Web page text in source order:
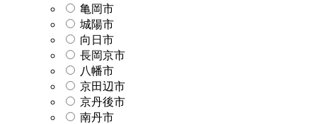
亀岡市
城陽市
向日市
長岡京市
八幡市
京田辺市
京丹後市
南丹市